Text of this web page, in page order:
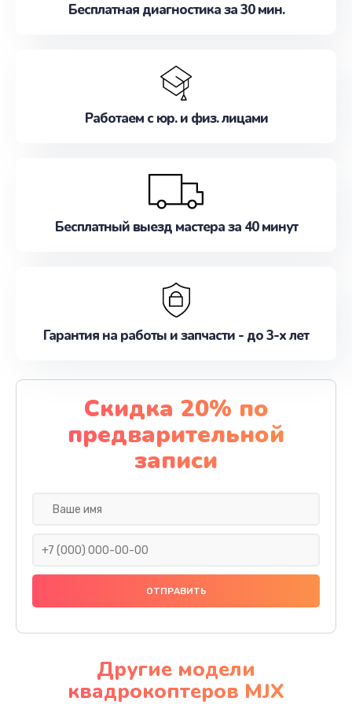
Бесплатная диагностика за 30 мин.
Работаем с юр. и физ. лицами
Бесплатный выезд мастера за 40 минут
Гарантия на работы и запчасти - до 3-х лет
Скидка 20% по
предварительной
записи
Другие модели
квадрокоптеров MJX